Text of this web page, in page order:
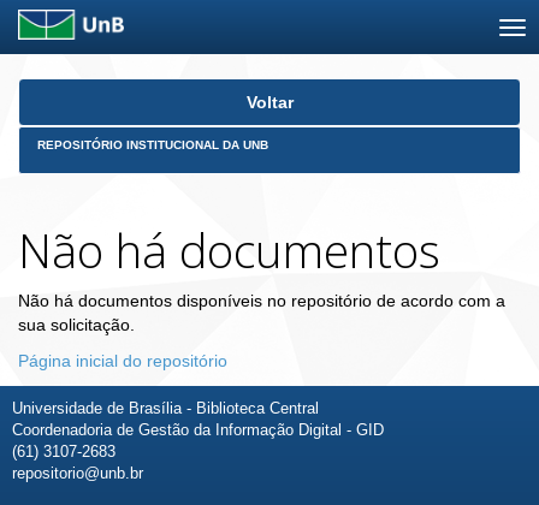
Skip
Voltar
REPOSITÓRIO INSTITUCIONAL DA UNB
Não há documentos
Não há documentos disponíveis no repositório de acordo com a
sua solicitação.
Página inicial do repositório
Universidade de Brasília - Biblioteca Central
Coordenadoria de Gestão da Informação Digital - GID
(61) 3107-2683
repositorio@unb.br